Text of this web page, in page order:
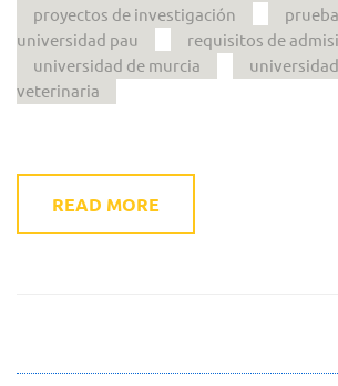
proyectos de investigación
universidad pau
requisitos de
universidad de murcia
veterinaria
READ MORE